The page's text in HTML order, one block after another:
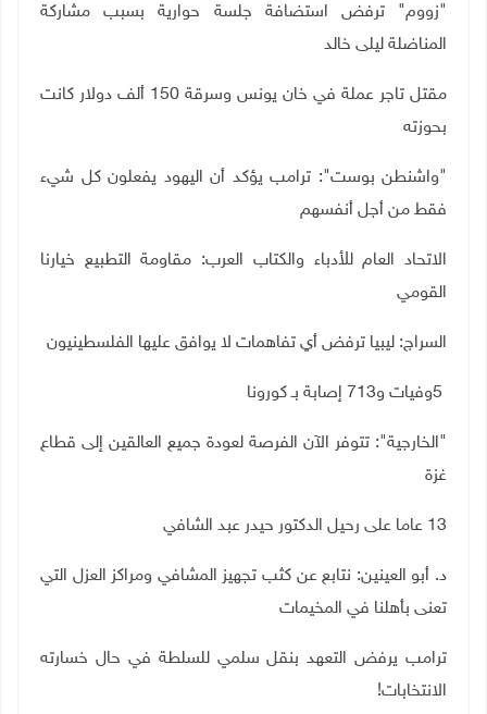
"زووم" ترفض استضافة جلسة حوارية بسبب مشاركة
المناضلة ليلى خالد
مقتل تاجر عملة في خان يونس وسرقة 150 ألف دولار كانت
بحوزته
"واشنطن بوست": ترامب يؤكد أن اليهود يفعلون كل شيء
فقط من أجل أنفسهم
الاتحاد العام للأدباء والكتاب العرب: مقاومة التطبيع خيارنا
القومي
السراج: ليبيا ترفض أي تفاهمات لا يوافق عليها الفلسطينيون
5وفيات و713 إصابة بـ كورونا
"الخارجية": تتوفر الآن الفرصة لعودة جميع العالقين إلى قطاع
غزة
13 عاما على رحيل الدكتور حيدر عبد الشافي
د. أبو العينين: نتابع عن كثب تجهيز المشافي ومراكز العزل التي
تعنى بأهلنا في المخيمات
ترامب يرفض التعهد بنقل سلمي للسلطة في حال خسارته
الانتخابات!